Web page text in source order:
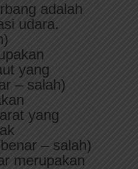
adalah
udara.
yang
– salah)
yang
– salah)
merupakan